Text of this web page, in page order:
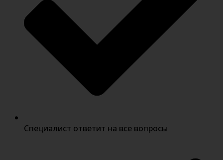
Специалист ответит на все вопросы